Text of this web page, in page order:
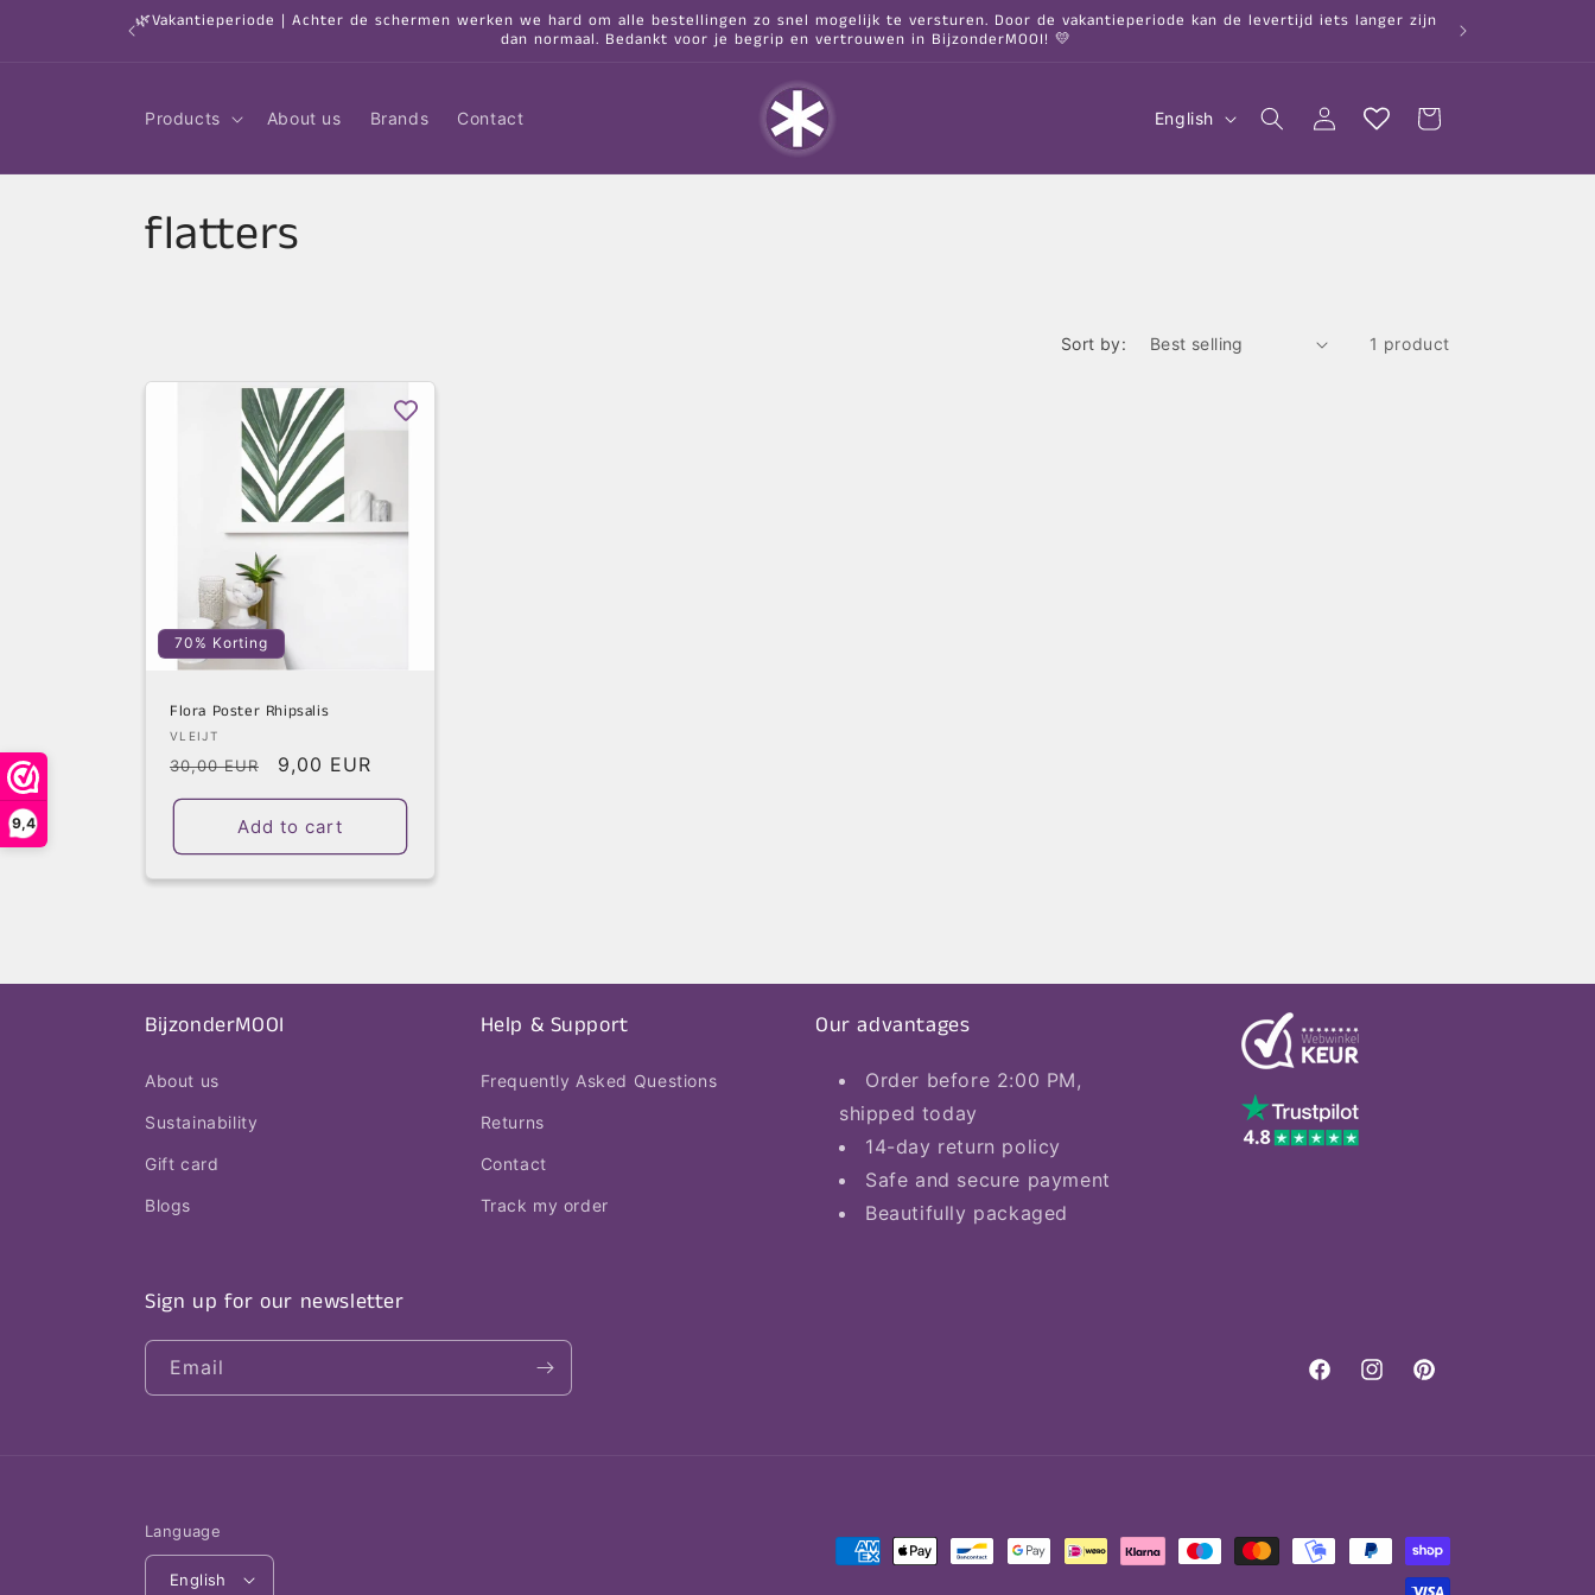
9,4
🌿Vakantieperiode | Achter de schermen werken we hard om alle bestellingen zo snel mogelijk te versturen. Door de vakantieperiode kan de levertijd iets langer zijn
dan normaal. Bedankt voor je begrip en vertrouwen in BijzonderMOOI! 💛
Products About us Brands Contact
n
g
English
Log
in
Cart
C
flatters
Sort by: 1 product
70% Korting
Flora Poster Rhipsalis
Vendor:
VLEIJT
Regular
price
30,00 EUR
Sale
price
9,00 EUR
Add to cart
BijzonderMOOI
About us
Sustainability
Gift card
Blogs
Help & Support
Frequently Asked Questions
Returns
Contact
Track my order
Our advantages
Order before 2:00 PM,
shipped today
14-day return policy
Safe and secure payment
Beautifully packaged
Sign up for our newsletter
Email
FacebookInstagramPinterest
Language
English
Payment